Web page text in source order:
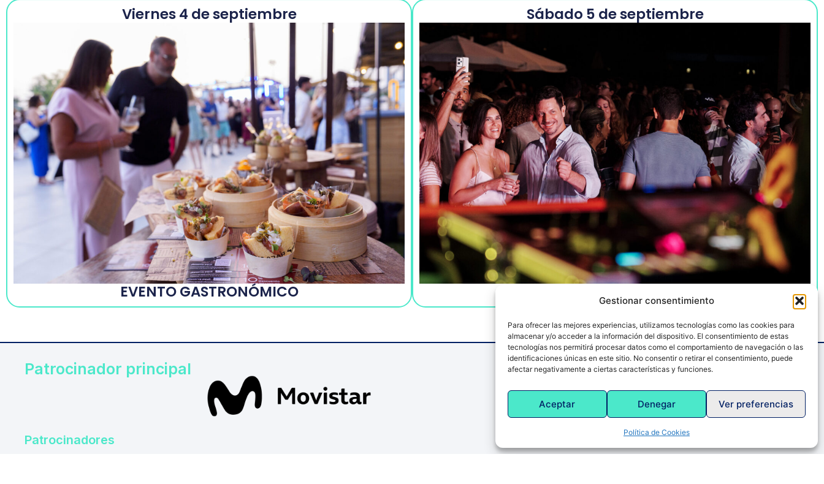
Gestionar consentimiento
Para ofrecer las mejores experiencias, utilizamos tecnologías como las cookies para
almacenar y/o acceder a la información del dispositivo. El consentimiento de estas
tecnologías nos permitirá procesar datos como el comportamiento de navegación o las
identificaciones únicas en este sitio. No consentir o retirar el consentimiento, puede
afectar negativamente a ciertas características y funciones.
Aceptar Denegar Ver preferencias
Política de Cookies
Viernes 4 de septiembre
EVENTO GASTRONÓMICO
Sábado 5 de septiembre
TARDEO
Patrocinador principal
Patrocinadores